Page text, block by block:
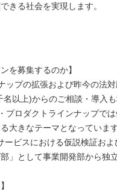
きる社会を実現します。
を募集するのか】
ップの拡張および昨今の法
以上)からのご相談・導入も
プロダクトラインナップで
大きなテーマとなっています
ビスにおける仮説検証およ
」として事業開発部から独